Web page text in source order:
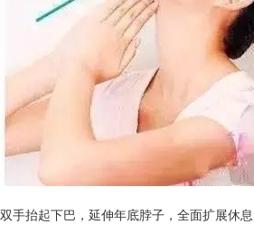
抬起下巴，延伸年底脖子，全面扩展休息